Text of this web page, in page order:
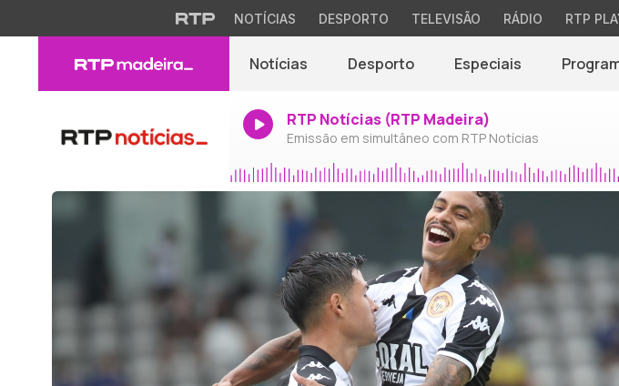
NOTÍCIAS DESPORTO TELEVISÃO RÁDIO RTP
Notícias Desporto Especiais
RTP Notícias (RTP Madeira)
Emissão em simultâneo com RTP Notícias